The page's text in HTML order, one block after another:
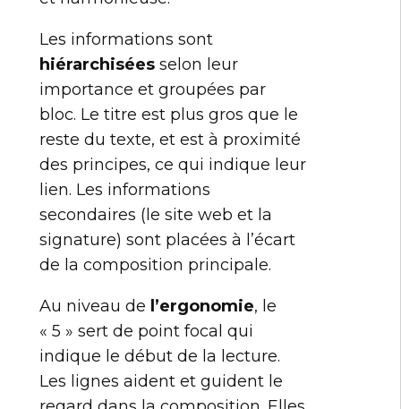
Les informations sont
hiérarchisées selon leur
importance et groupées par
bloc. Le titre est plus gros que le
reste du texte, et est à proximité
des principes, ce qui indique leur
lien. Les informations
secondaires (le site web et la
signature) sont placées à l’écart
de la composition principale.
Au niveau de l’ergonomie, le
« 5 » sert de point focal qui
indique le début de la lecture.
Les lignes aident et guident le